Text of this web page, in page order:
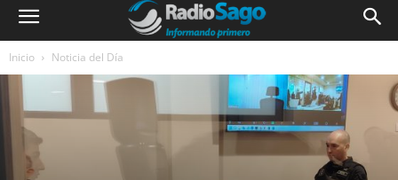
Inicio Noticia del Día